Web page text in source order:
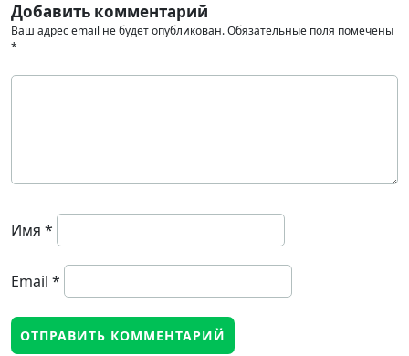
Добавить комментарий
Ваш адрес email не будет опубликован.Обязательные поля помечены
*
Имя *
Email *